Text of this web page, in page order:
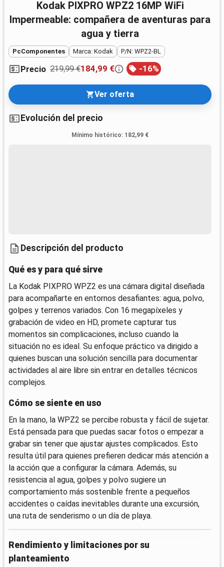
Kodak PIXPRO WPZ2 16MP WiFi
Impermeable: compañera de aventuras para
agua y tierra
PcComponentes Marca: Kodak P/N: WPZ2-BL
Precio 219,99 €184,99 € -16%
Ver oferta
Evolución del precio
Mínimo histórico: 182,99 €
Descripción del producto
Qué es y para qué sirve
La Kodak PIXPRO WPZ2 es una cámara digital diseñada
para acompañarte en entornos desafiantes: agua, polvo,
golpes y terrenos variados. Con 16 megapíxeles y
grabación de video en HD, promete capturar tus
momentos sin complicaciones, incluso cuando la
situación no es ideal. Su enfoque práctico va dirigido a
quienes buscan una solución sencilla para documentar
actividades al aire libre sin entrar en detalles técnicos
complejos.
Cómo se siente en uso
En la mano, la WPZ2 se percibe robusta y fácil de sujetar.
Está pensada para que puedas sacar fotos o empezar a
grabar sin tener que ajustar ajustes complicados. Esto
resulta útil para quienes prefieren dedicar más atención a
la acción que a configurar la cámara. Además, su
resistencia al agua, golpes y polvo sugiere un
comportamiento más sostenible frente a pequeños
accidentes o caídas inevitables durante una excursión,
una ruta de senderismo o un día de playa.
Rendimiento y limitaciones por su
planteamiento